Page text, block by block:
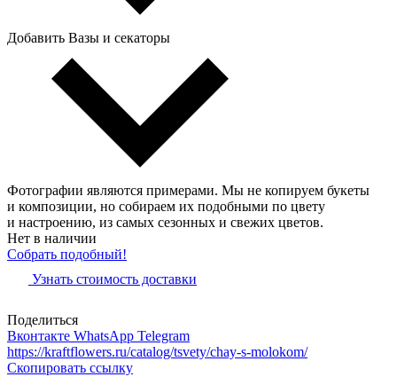
Добавить Вазы и секаторы
Фотографии являются примерами. Мы не копируем букеты
и композиции, но собираем их подобными по цвету
и настроению, из самых сезонных и свежих цветов.
Нет в наличии
Собрать подобный!
Узнать стоимость доставки
Поделиться
Вконтакте WhatsApp Telegram
https://kraftflowers.ru/catalog/tsvety/chay-s-molokom/
Скопировать ссылку